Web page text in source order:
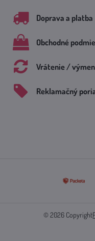
Doprava a platba
Obchodné
Vrátenie /
Reklamačný
©2026 Copyright